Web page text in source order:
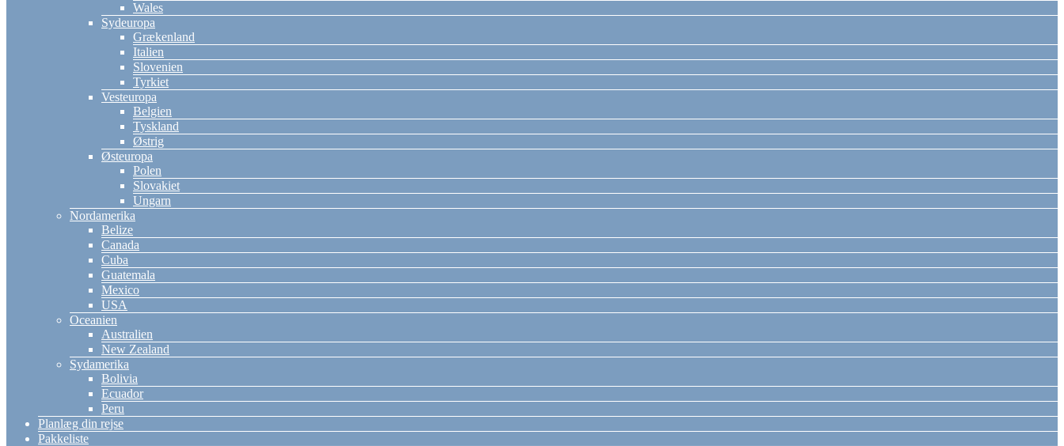
Wales
Sydeuropa
Grækenland
Italien
Slovenien
Tyrkiet
Vesteuropa
Belgien
Tyskland
Østrig
Østeuropa
Polen
Slovakiet
Ungarn
Nordamerika
Belize
Canada
Cuba
Guatemala
Mexico
USA
Oceanien
Australien
New Zealand
Sydamerika
Bolivia
Ecuador
Peru
Planlæg din rejse
Pakkeliste